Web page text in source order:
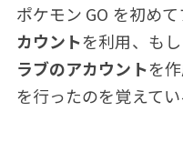
ポケモン GO を初めて
カウントを利用、も
ラブのアカウントを
を行ったのを覚えてい